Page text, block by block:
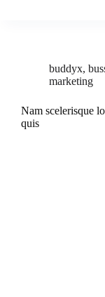
buddyx,
marketing
Nam scelerisque
quis